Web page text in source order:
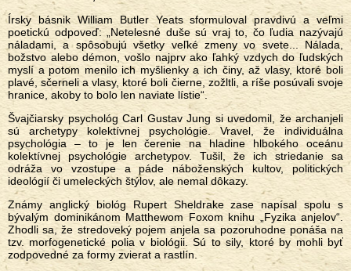
Írsky básnik William Butler Yeats sformuloval pravdivú a veľmi
poetickú odpoveď: „Netelesné duše sú vraj to, čo ľudia nazývajú
náladami, a spôsobujú všetky veľké zmeny vo svete... Nálada,
božstvo alebo démon, vošlo najprv ako ľahký vzdych do ľudských
myslí a potom menilo ich myšlienky a ich činy, až vlasy, ktoré boli
plavé, sčerneli a vlasy, ktoré boli čierne, zožltli, a ríše posúvali svoje
hranice, akoby to bolo len naviate lístie“.
Švajčiarsky psychológ Carl Gustav Jung si uvedomil, že archanjeli
sú archetypy kolektívnej psychológie. Vravel, že individuálna
psychológia – to je len čerenie na hladine hlbokého oceánu
kolektívnej psychológie archetypov. Tušil, že ich striedanie sa
odráža vo vzostupe a páde náboženských kultov, politických
ideológií či umeleckých štýlov, ale nemal dôkazy.
Známy anglický biológ Rupert Sheldrake zase napísal spolu s
bývalým dominikánom Matthewom Foxom knihu „Fyzika anjelov“.
Zhodli sa, že stredoveký pojem anjela sa pozoruhodne ponáša na
tzv. morfogenetické polia v biológii. Sú to sily, ktoré by mohli byť
zodpovedné za formy zvierat a rastlín.